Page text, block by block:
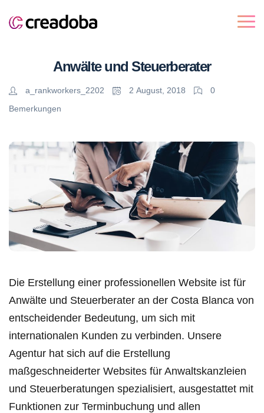
Anwälte und Steuerberater
a_rankworkers_2202 2 August, 2018
0
Bemerkungen
Die Erstellung einer professionellen Website ist für
Anwälte und Steuerberater an der Costa Blanca von
entscheidender Bedeutung, um sich mit
internationalen Kunden zu verbinden. Unsere
Agentur hat sich auf die Erstellung
maßgeschneiderter Websites für Anwaltskanzleien
und Steuerberatungen spezialisiert, ausgestattet mit
Funktionen zur Terminbuchung und allen